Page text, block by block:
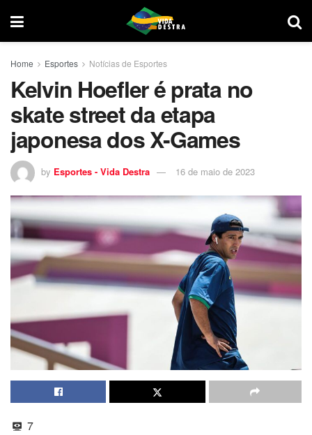
Home Esportes Notícias de Esportes
Kelvin Hoefler é prata no
skate street da etapa
japonesa dos X-Games
by Esportes - Vida Destra 16 de maio de 2023
7